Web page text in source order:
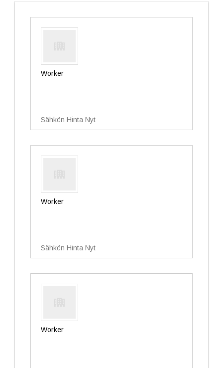
Worker
Sähkön Hinta Nyt
Worker
Sähkön Hinta Nyt
Worker